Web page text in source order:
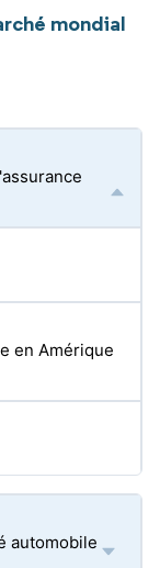
mondial
en Amérique
automobile